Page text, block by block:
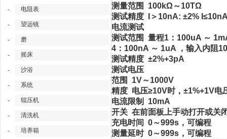
- 电阻表
- 望远镜
- 磨
- 摇床
- 沙浴
- 系统
- 辊压机
- 清洗机
- 培养箱
测量范围 100kΩ～10TΩ
测试精度 I＞10nA: ±2%
电流测试
测试范围 量程1：100uA ～
4：100nA ～ 1uA ，输入内阻
测试精度 ±2%+3pA
测试电压
范围 1V～1000V
精度 电压≥10V时，±1%+1V电
电流限制 10mA
开关 在前面板上手动打开或关
充电时间 0～999s，可编程
测量延时 0～999s，可编程